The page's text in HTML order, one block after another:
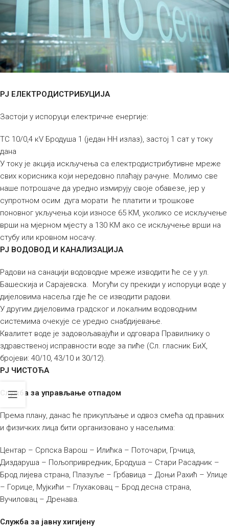
РЈ ЕЛЕКТРОДИСТРИБУЦИЈА
Застоји у испоруци електричне енергије:
ТС 10/0,4 кV Бродуша 1 (један НН излаз), застој 1 сат у току
дана
У току је акција искључења са електродистрибутивне мреже
свих корисника који нередовно плаћају рачуне. Молимо све
наше потрошаче да уредно измирују своје обавезе, јер у
супротном осим дуга морати ће платити и трошкове
поновног укључења који износе 65 КМ, уколико се искључење
врши на мјерном мјесту а 130 КМ ако се искључење врши на
стубу или кровном носачу.
РЈ ВОДОВОД И КАНАЛИЗАЦИЈА
Радови на санацији водоводне мреже изводити ће се у ул.
Башескија и Сарајевска. Могући су прекиди у испоруци воде у
дијеловима насеља гдје ће се изводити радови.
У другим дијеловима градског и локалним водоводним
системима очекује се уредно снабдијевање.
Квалитет воде је задовољавајући и одговара Правилнику о
здравственој исправности воде за пиће (Сл. гласник БиХ,
бројеви: 40/10, 43/10 и 30/12).
РЈ ЧИСТОЋА
Служба за управљање отпадом
Према плану, данас ће прикупљање и одвоз смећа од правних
и физичких лица бити организовано у насељима:
Центар – Српска Варош – Илићка – Поточари, Грчица,
Диздаруша – Пољопривредник, Бродуша – Стари Расадник –
Брод лијева страна, Плазуље – Грбавица – Доњи Рахић – Улице
– Горице, Мујкићи – Глухаковац – Брод десна страна,
Вучиловац – Дренава.
Служба за јавну хигијену